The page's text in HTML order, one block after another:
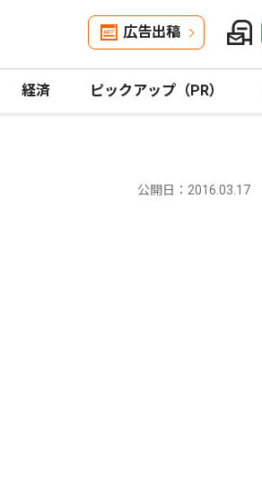
広告出稿
経済 ピックアップ（PR）
公開日：2016.03.17